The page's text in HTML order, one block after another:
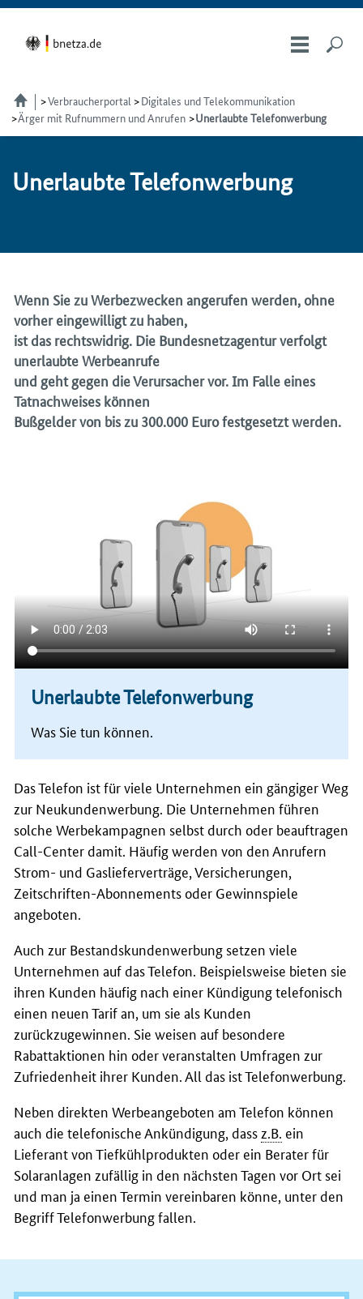
Verbraucherportal
Digitales und Telekommunikation
Ärger mit Rufnummern und Anrufen
Unerlaubte Telefonwerbung
Unerlaubte Telefon­werbung
Wenn Sie zu Werbezwecken angerufen werden, ohne
vorher eingewilligt zu haben,
ist das rechtswidrig. Die Bundesnetzagentur verfolgt
unerlaubte Werbeanrufe
und geht gegen die Verursacher vor. Im Falle eines
Tatnachweises können
Bußgelder von bis zu 300.000 Euro festgesetzt werden.
Unerlaubte Telefonwerbung
Was Sie tun können.
Das Telefon ist für viele Unternehmen ein gängiger Weg
zur Neukundenwerbung. Die Unternehmen führen
solche Werbekampagnen selbst durch oder beauftragen
Call-Centerdamit. Häufig werden von den Anrufern
Strom- und Gaslieferverträge, Versicherungen,
Zeitschriften-Abonnements oder Gewinnspiele
angeboten.
Auch zur Bestandskundenwerbung setzen viele
Unternehmen auf das Telefon. Beispielsweise bieten sie
ihren Kunden häufig nach einer Kündigung telefonisch
einen neuen Tarif an, um sie als Kunden
zurückzugewinnen. Sie weisen auf besondere
Rabattaktionen hin oder veranstalten Umfragen zur
Zufriedenheit ihrer Kunden. All das ist Telefonwerbung.
Neben direkten Werbeangeboten am Telefon können
auch die telefonische Ankündigung, dass z.B. ein
Lieferant von Tiefkühlprodukten oder ein Berater für
Solaranlagen zufällig in den nächsten Tagen vor Ort sei
und man ja einen Termin vereinbaren könne, unter den
Begriff Telefonwerbung fallen.